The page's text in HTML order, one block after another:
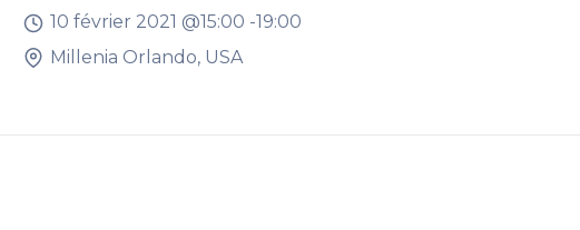
10 février 2021 @15:00 -19:00
Millenia Orlando, USA